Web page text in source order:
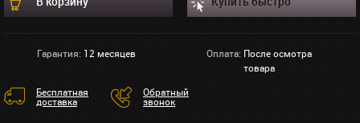
Гарантия: 12 месяцев Оплата: После осмотра
товара
Бесплатная
доставка
Обратный
звонок